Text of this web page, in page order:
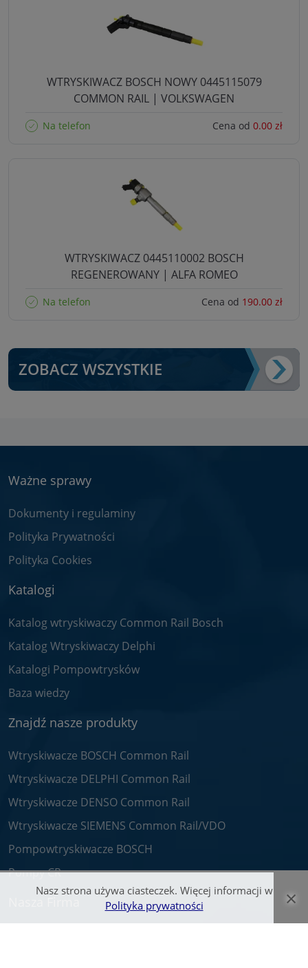
WTRYSKIWACZ BOSCH NOWY 0445115079
COMMON RAIL | VOLKSWAGEN
Na telefon Cena od 0.00 zł
WTRYSKIWACZ 0445110002 BOSCH
REGENEROWANY | ALFA ROMEO
Na telefon Cena od 190.00 zł
ZOBACZ WSZYSTKIE
Nasz strona używa ciasteczek. Więcej informacji w
Polityka prywatności
×
Ważne sprawy
Dokumenty i regulaminy
Polityka Prywatności
Polityka Cookies
Katalogi
Katalog wtryskiwaczy Common Rail Bosch
Katalog Wtryskiwaczy Delphi
Katalogi Pompowtrysków
Baza wiedzy
Znajdź nasze produkty
Wtryskiwacze BOSCH Common Rail
Wtryskiwacze DELPHI Common Rail
Wtryskiwacze DENSO Common Rail
Wtryskiwacze SIEMENS Common Rail/VDO
Pompowtryskiwacze BOSCH
Pompy CR